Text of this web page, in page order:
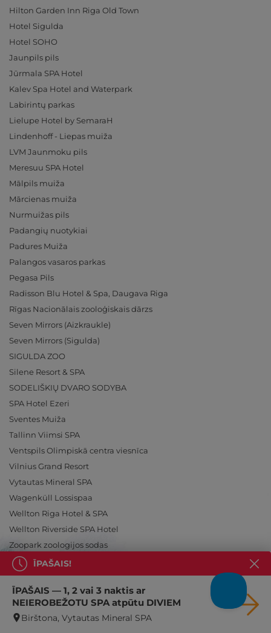
Hilton Garden Inn Riga Old Town
Hotel Sigulda
Hotel SOHO
Jaunpils pils
Jūrmala SPA Hotel
Kalev Spa Hotel and Waterpark
Labirintų parkas
Lielupe Hotel by SemaraH
Lindenhoff - Liepas muiža
LVM Jaunmoku pils
Meresuu SPA Hotel
Mālpils muiža
Mārcienas muiža
Nurmuižas pils
Padangių nuotykiai
Padures Muiža
Palangos vasaros parkas
Pegasa Pils
Radisson Blu Hotel & Spa, Daugava Riga
Rīgas Nacionālais zooloģiskais dārzs
Seven Mirrors (Aizkraukle)
Seven Mirrors (Sigulda)
SIGULDA ZOO
Silene Resort & SPA
SODELIŠKIŲ DVARO SODYBA
SPA Hotel Ezeri
Sventes Muiža
Tallinn Viimsi SPA
Ventspils Olimpiskā centra viesnīca
Vilnius Grand Resort
Vytautas Mineral SPA
Wagenküll Lossispaa
Wellton Riga Hotel & SPA
Wellton Riverside SPA Hotel
Zoopark zoologijos sodas
Ieslēdz atpūtu!
ĪPAŠAIS!
ĪPAŠAIS — 1, 2 vai 3 naktis ar
NEIEROBEŽOTU SPA atpūtu DIVIEM
Birštona, Vytautas Mineral SPA